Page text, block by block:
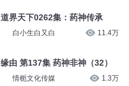
道界天下0262集：药神传承
白小生白又白 11.4万
缘由 第137集 药神非神（32）
情栀文化传媒 1.3万